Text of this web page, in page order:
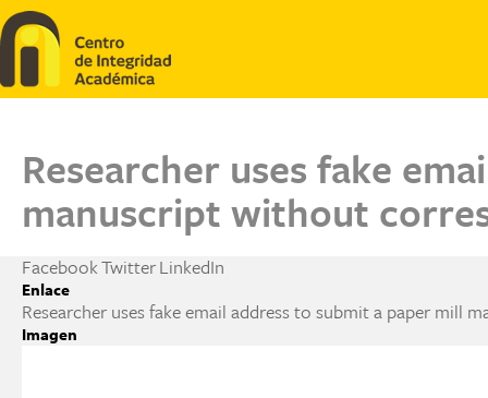
Pasar al contenido principal
Researcher uses fake
manuscript without
FacebookTwitterLinkedIn
Enlace
Researcher uses fake email address to submit a paper mill
Imagen